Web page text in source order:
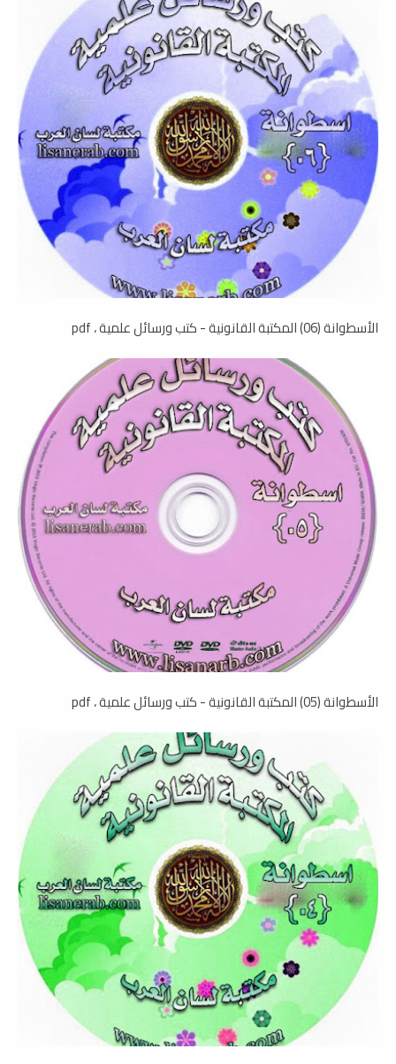
الأسطوانة (06) المكتبة القانونية - كتب ورسائل علمية ، pdf
الأسطوانة (05) المكتبة القانونية - كتب ورسائل علمية ، pdf